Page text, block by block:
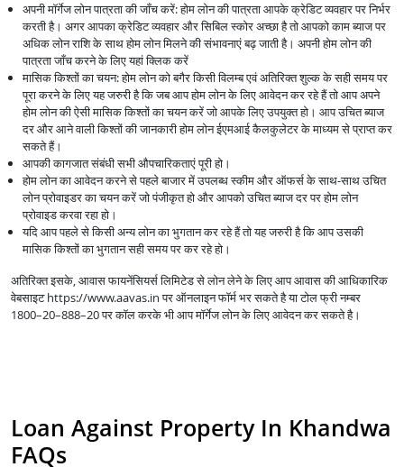
अपनी मॉर्गेज लोन पात्रता की जाँच करें: होम लोन की पात्रता आपके क्रेडिट व्यवहार पर निर्भर
करती है। अगर आपका क्रेडिट व्यवहार और सिबिल स्कोर अच्छा है तो आपको काम ब्याज पर
अधिक लोन राशि के साथ होम लोन मिलने की संभावनाएं बढ़ जाती है। अपनी होम लोन की
पात्रता जाँच करने के लिए यहां क्लिक करें
मासिक किश्तों का चयन: होम लोन को बगैर किसी विलम्ब एवं अतिरिक्त शुल्क के सही समय पर
पूरा करने के लिए यह जरुरी है कि जब आप होम लोन के लिए आवेदन कर रहे हैं तो आप अपने
होम लोन की ऐसी मासिक किश्तों का चयन करें जो आपके लिए उपयुक्त हो। आप उचित ब्याज
दर और आने वाली किश्तों की जानकारी होम लोन ईएमआई कैलकुलेटर के माध्यम से प्राप्त कर
सकते हैं।
आपकी कागजात संबंधी सभी औपचारिकताएं पूरी हो।
होम लोन का आवेदन करने से पहले बाजार में उपलब्ध स्कीम और ऑफर्स के साथ-साथ उचित
लोन प्रोवाइडर का चयन करें जो पंजीकृत हो और आपको उचित ब्याज दर पर होम लोन
प्रोवाइड करवा रहा हो।
यदि आप पहले से किसी अन्य लोन का भुगतान कर रहे हैं तो यह जरुरी है कि आप उसकी
मासिक किश्तों का भुगतान सही समय पर कर रहे हो।
अतिरिक्त इसके, आवास फायनेंसियर्स लिमिटेड से लोन लेने के लिए आप आवास की आधिकारिक
वेबसाइट https://www.aavas.in पर ऑनलाइन फॉर्म भर सकते है या टोल फ्री नम्बर
1800–20–888–20 पर कॉल करके भी आप मॉर्गेज लोन के लिए आवेदन कर सकते है।
Loan Against Property In Khandwa
FAQs